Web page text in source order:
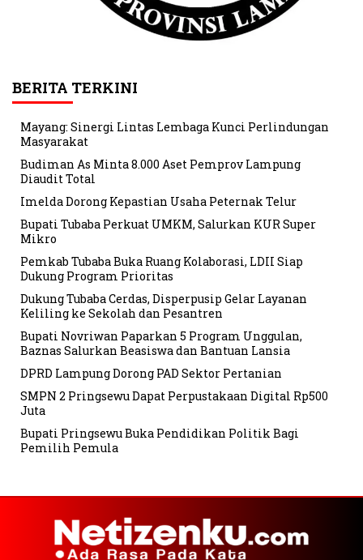
BERITA TERKINI
Mayang: Sinergi Lintas Lembaga Kunci Perlindungan
Masyarakat
Budiman As Minta 8.000 Aset Pemprov Lampung
Diaudit Total
Imelda Dorong Kepastian Usaha Peternak Telur
Bupati Tubaba Perkuat UMKM, Salurkan KUR Super
Mikro
Pemkab Tubaba Buka Ruang Kolaborasi, LDII Siap
Dukung Program Prioritas
Dukung Tubaba Cerdas, Disperpusip Gelar Layanan
Keliling ke Sekolah dan Pesantren
Bupati Novriwan Paparkan 5 Program Unggulan,
Baznas Salurkan Beasiswa dan Bantuan Lansia
DPRD Lampung Dorong PAD Sektor Pertanian
SMPN 2 Pringsewu Dapat Perpustakaan Digital Rp500
Juta
Bupati Pringsewu Buka Pendidikan Politik Bagi
Pemilih Pemula